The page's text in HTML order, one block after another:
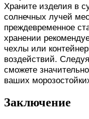
Храните изделия в
солнечных лучей
преждевременное
хранении
чехлы или
воздействий.
сможете
ваших
Заключение